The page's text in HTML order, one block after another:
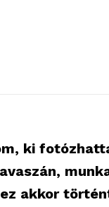
ki
akkor